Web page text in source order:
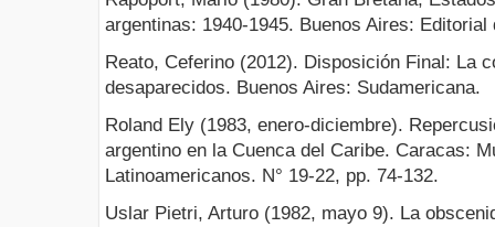
argentinas: 1940-1945. Buenos Aires: Editorial
Reato, Ceferino (2012). Disposición Final: La
desaparecidos. Buenos Aires: Sudamericana.
Roland Ely (1983, enero-diciembre).
argentino en la Cuenca del Caribe. Caracas:
Latinoamericanos. N° 19-22, pp. 74-132.
Uslar Pietri, Arturo (1982, mayo 9). La